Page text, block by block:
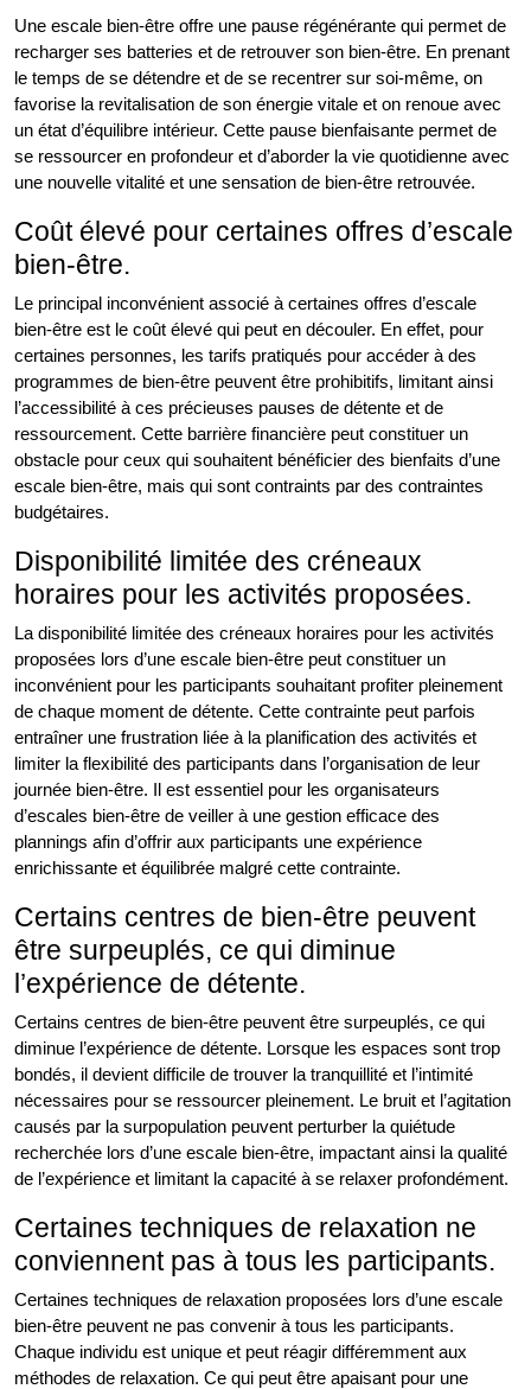
Une escale bien-être offre une pause régénérante qui permet de
recharger ses batteries et de retrouver son bien-être. En prenant
le temps de se détendre et de se recentrer sur soi-même, on
favorise la revitalisation de son énergie vitale et on renoue avec
un état d’équilibre intérieur. Cette pause bienfaisante permet de
se ressourcer en profondeur et d’aborder la vie quotidienne avec
une nouvelle vitalité et une sensation de bien-être retrouvée.
Coût élevé pour certaines offres d’escale
bien-être.
Le principal inconvénient associé à certaines offres d’escale
bien-être est le coût élevé qui peut en découler. En effet, pour
certaines personnes, les tarifs pratiqués pour accéder à des
programmes de bien-être peuvent être prohibitifs, limitant ainsi
l’accessibilité à ces précieuses pauses de détente et de
ressourcement. Cette barrière financière peut constituer un
obstacle pour ceux qui souhaitent bénéficier des bienfaits d’une
escale bien-être, mais qui sont contraints par des contraintes
budgétaires.
Disponibilité limitée des créneaux
horaires pour les activités proposées.
La disponibilité limitée des créneaux horaires pour les activités
proposées lors d’une escale bien-être peut constituer un
inconvénient pour les participants souhaitant profiter pleinement
de chaque moment de détente. Cette contrainte peut parfois
entraîner une frustration liée à la planification des activités et
limiter la flexibilité des participants dans l’organisation de leur
journée bien-être. Il est essentiel pour les organisateurs
d’escales bien-être de veiller à une gestion efficace des
plannings afin d’offrir aux participants une expérience
enrichissante et équilibrée malgré cette contrainte.
Certains centres de bien-être peuvent
être surpeuplés, ce qui diminue
l’expérience de détente.
Certains centres de bien-être peuvent être surpeuplés, ce qui
diminue l’expérience de détente. Lorsque les espaces sont trop
bondés, il devient difficile de trouver la tranquillité et l’intimité
nécessaires pour se ressourcer pleinement. Le bruit et l’agitation
causés par la surpopulation peuvent perturber la quiétude
recherchée lors d’une escale bien-être, impactant ainsi la qualité
de l’expérience et limitant la capacité à se relaxer profondément.
Certaines techniques de relaxation ne
conviennent pas à tous les participants.
Certaines techniques de relaxation proposées lors d’une escale
bien-être peuvent ne pas convenir à tous les participants.
Chaque individu est unique et peut réagir différemment aux
méthodes de relaxation. Ce qui peut être apaisant pour une